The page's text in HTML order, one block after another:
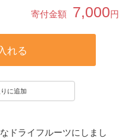
寄付金額 7,000円
れる
に追加
ドライフルーツにしまし